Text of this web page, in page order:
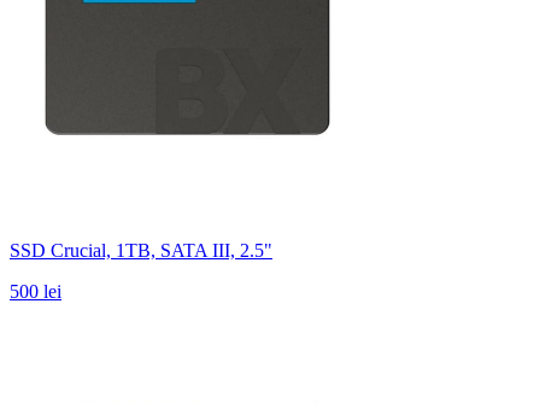
SSD Crucial, 1TB, SATA III, 2.5"
500 lei